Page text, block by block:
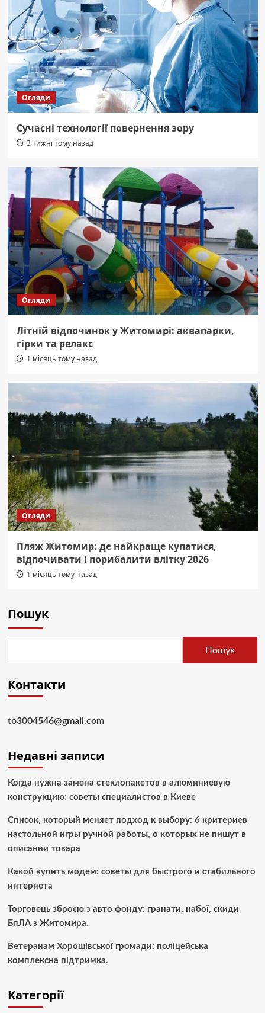
Огляди
Сучасні технології повернення зору
3 тижні тому назад
Огляди
Літній відпочинок у Житомирі: аквапарки,
гірки та релакс
1 місяць тому назад
Огляди
Пляж Житомир: де найкраще купатися,
відпочивати і порибалити влітку 2026
1 місяць тому назад
Пошук
Пошук
Контакти
to3004546@gmail.com
Недавні записи
Когда нужна замена стеклопакетов в алюминиевую
конструкцию: советы специалистов в Киеве
Список, который меняет подход к выбору: 6 критериев
настольной игры ручной работы, о которых не пишут в
описании товара
Какой купить модем: советы для быстрого и стабильного
интернета
Торговець зброєю з авто фонду: гранати, набої, скиди
БпЛА з Житомира.
Ветеранам Хорошівської громади: поліцейська
комплексна підтримка.
Категорії